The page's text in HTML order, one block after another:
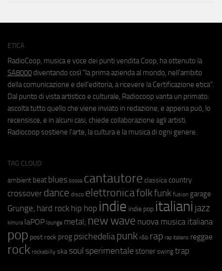
ETICA
RadioCoop, musica e voce dei punti vendita Coop, ha ottenuto la
SA8000 diventando così "la prima azienda al mondo, nell'ambito
della comunicazione e dell'editoria, a ricevere la Certificazione etica".
Dal punto di vista artistico e culturale, Radiocoop vanta un primato:
ascolta tutto quello che viene inviato in redazione, e appena può, lo
recensisce, e in alcuni casi, chiede collaborazione agli artisti.
Radiocoop sostiene l'arte, la cultura e la musica di ogni genere.
TAG CLOUD
ambient beat blues bossa cantautore classica country
crossover dance disco elettronicafolkfunk fusion garage
Grunge; hard rock hip hop indie indie pop italiani jazz
kimura laPOP lounge metal; new wave nuova musica italiana
pop post rock prog psichedeliapunk r&b rap rap italiano reggae
rock rockabilly ska soul sperimentale stoner swing trap